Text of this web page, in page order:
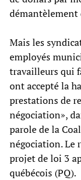
démantèlement
Mais les
employés
travailleurs qui
ont accepté la
prestations de
négociation»,
parole de la
négociation. Le
projet de loi 3
québécois (PQ).